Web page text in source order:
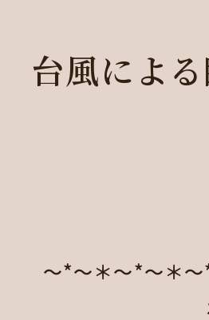
台風によ
～*～＊～*～＊